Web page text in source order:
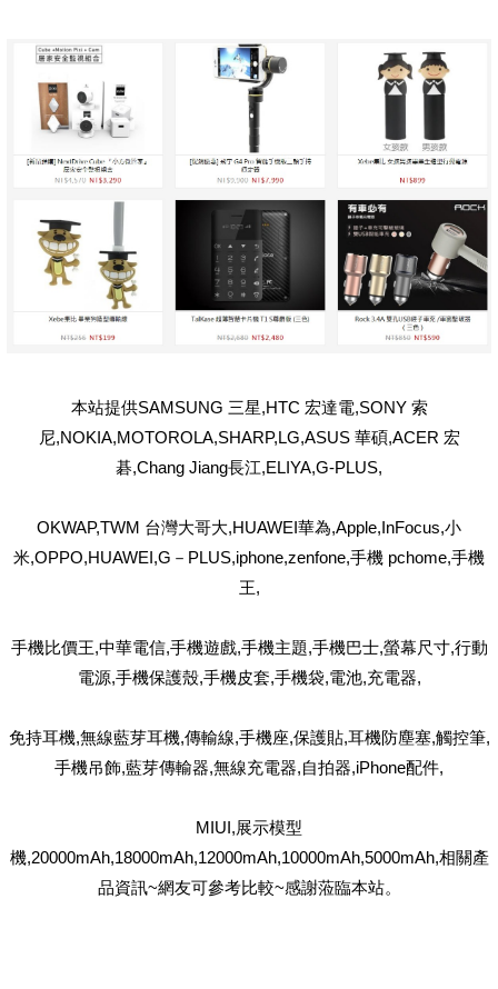
本站提供SAMSUNG 三星,HTC 宏達電,SONY 索
尼,NOKIA,MOTOROLA,SHARP,LG,ASUS 華碩,ACER 宏
碁,Chang Jiang長江,ELIYA,G-PLUS,
OKWAP,TWM 台灣大哥大,HUAWEI華為,Apple,InFocus,小
米,OPPO,HUAWEI,G－PLUS,iphone,zenfone,手機 pchome,手機
王,
手機比價王,中華電信,手機遊戲,手機主題,手機巴士,螢幕尺寸,行動
電源,手機保護殼,手機皮套,手機袋,電池,充電器,
免持耳機,無線藍芽耳機,傳輸線,手機座,保護貼,耳機防塵塞,觸控筆,
手機吊飾,藍芽傳輸器,無線充電器,自拍器,iPhone配件,
MIUI,展示模型
機,20000mAh,18000mAh,12000mAh,10000mAh,5000mAh,相關產
品資訊~網友可參考比較~感謝蒞臨本站。